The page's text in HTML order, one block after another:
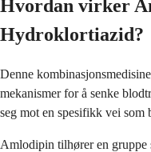
Hvordan virker
Hydroklortiazid?
Denne
mekanismer for å senke
seg mot en spesifikk vei
Amlodipin tilhører en